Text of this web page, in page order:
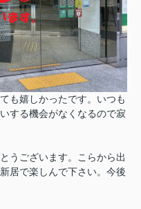
も嬉しかったです。 いつも
する機会がなくなるので寂
うございます。
こらから出
居で楽しんで下さい。 今後